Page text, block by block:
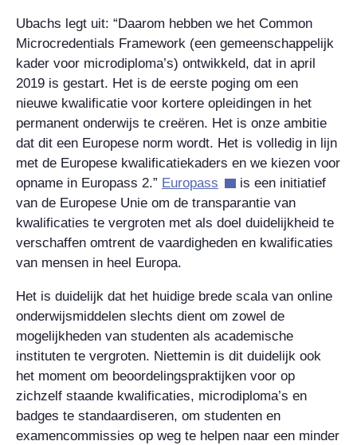
Ubachs legt uit: “Daarom hebben we het Common
Microcredentials Framework (een gemeenschappelijk
kader voor microdiploma’s) ontwikkeld, dat in april
2019 is gestart. Het is de eerste poging om een
nieuwe kwalificatie voor kortere opleidingen in het
permanent onderwijs te creëren. Het is onze ambitie
dat dit een Europese norm wordt. Het is volledig in lijn
met de Europese kwalificatiekaders en we kiezen voor
opname in Europass 2.” Europass
is een initiatief
van de Europese Unie om de transparantie van
kwalificaties te vergroten met als doel duidelijkheid te
verschaffen omtrent de vaardigheden en kwalificaties
van mensen in heel Europa.
Het is duidelijk dat het huidige brede scala van online
onderwijsmiddelen slechts dient om zowel de
mogelijkheden van studenten als academische
instituten te vergroten. Niettemin is dit duidelijk ook
het moment om beoordelingspraktijken voor op
zichzelf staande kwalificaties, microdiploma’s en
badges te standaardiseren, om studenten en
examencommissies op weg te helpen naar een minder